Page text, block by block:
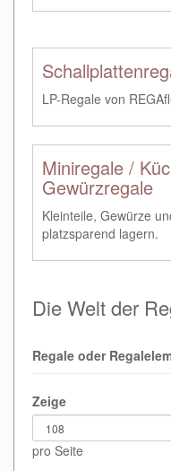
LP-Regale von
Miniregale /
Gewürzregale
Kleinteile, Gewürze
platzsparend lagern.
Die Welt der
Regale oder
Zeige
pro Seite